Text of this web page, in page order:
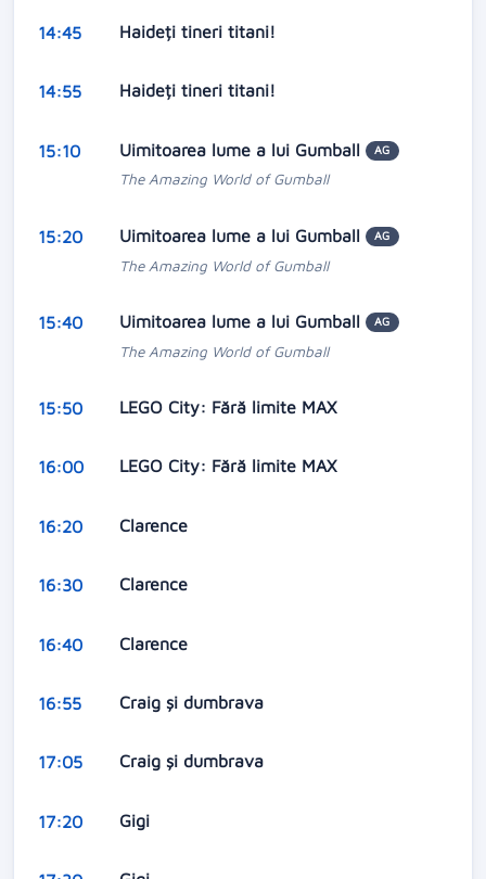
14:45 Haideți tineri titani!
14:55 Haideți tineri titani!
15:10 Uimitoarea lume a lui Gumball AG
The Amazing World of Gumball
15:20 Uimitoarea lume a lui Gumball AG
The Amazing World of Gumball
15:40 Uimitoarea lume a lui Gumball AG
The Amazing World of Gumball
15:50 LEGO City: Fără limite MAX
16:00 LEGO City: Fără limite MAX
16:20 Clarence
16:30 Clarence
16:40 Clarence
16:55 Craig și dumbrava
17:05 Craig și dumbrava
17:20 Gigi